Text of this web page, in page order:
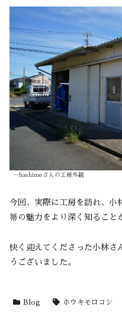
一hashimeさんの工房外観
今回、実際に工房を訪れ、小
箒の魅力をより深く知ること
快く迎えてくださった小林さ
うございました。
Blog ホウキモロコシ